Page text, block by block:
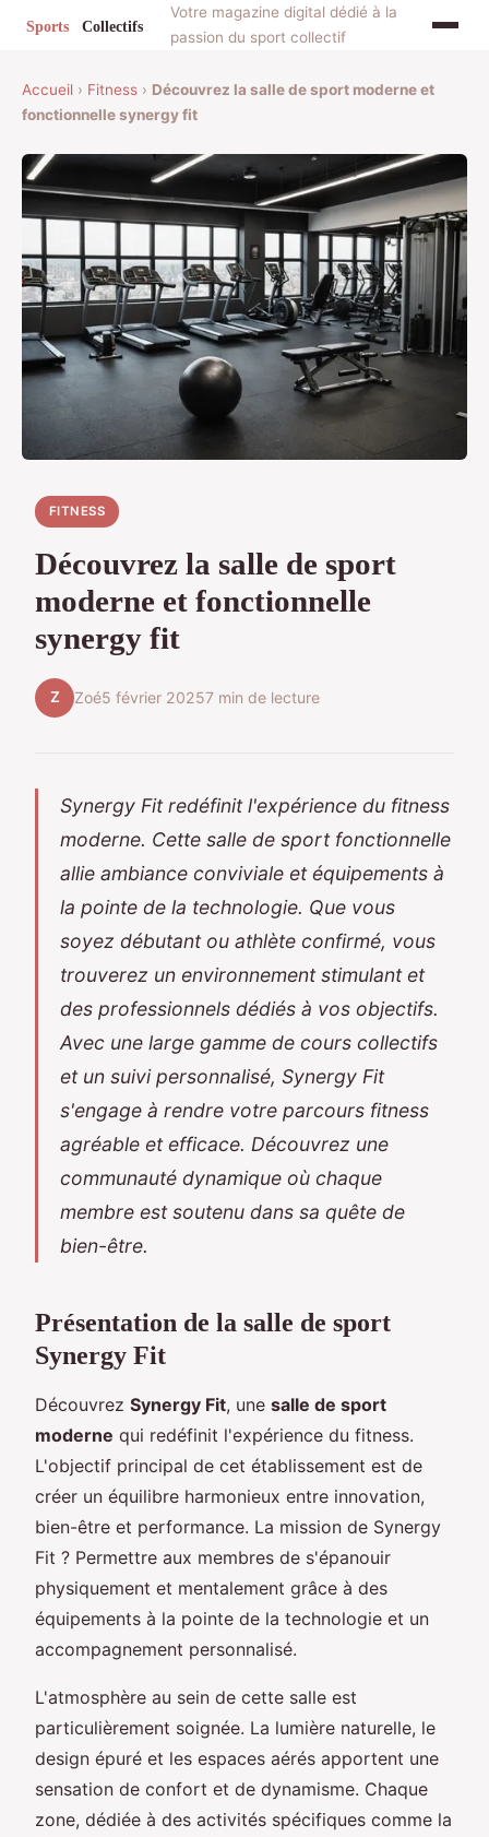
Votre magazine digital dédié à la
passion du sport collectif
Accueil › Fitness › Découvrez la salle de sport moderne et
fonctionnelle synergy fit
FITNESS
Découvrez la salle de sport
moderne et fonctionnelle
synergy fit
Z Zoé5 février 20257 min de lecture
Synergy Fit redéfinit l'expérience du fitness
moderne. Cette salle de sport fonctionnelle
allie ambiance conviviale et équipements à
la pointe de la technologie. Que vous
soyez débutant ou athlète confirmé, vous
trouverez un environnement stimulant et
des professionnels dédiés à vos objectifs.
Avec une large gamme de cours collectifs
et un suivi personnalisé, Synergy Fit
s'engage à rendre votre parcours fitness
agréable et efficace. Découvrez une
communauté dynamique où chaque
membre est soutenu dans sa quête de
bien-être.
Présentation de la salle de sport
Synergy Fit
Découvrez Synergy Fit, une salle de sport
moderne qui redéfinit l'expérience du fitness.
L'objectif principal de cet établissement est de
créer un équilibre harmonieux entre innovation,
bien-être et performance. La mission de Synergy
Fit ? Permettre aux membres de s'épanouir
physiquement et mentalement grâce à des
équipements à la pointe de la technologie et un
accompagnement personnalisé.
L'atmosphère au sein de cette salle est
particulièrement soignée. La lumière naturelle, le
design épuré et les espaces aérés apportent une
sensation de confort et de dynamisme. Chaque
zone, dédiée à des activités spécifiques comme la